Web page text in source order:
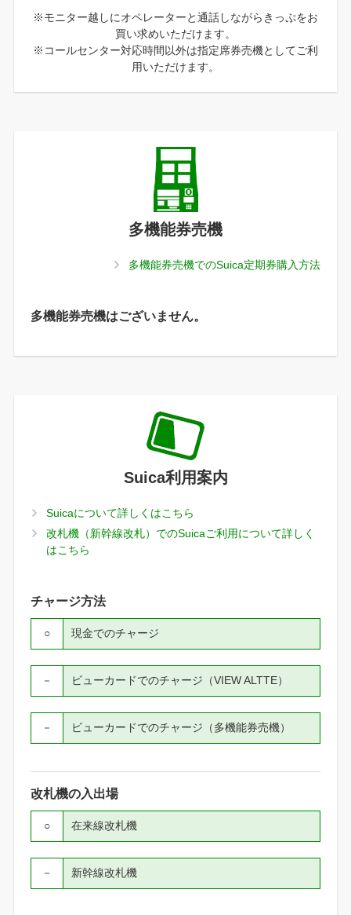
※モニター越しにオペレーターと通話しながらきっぷをお
買い求めいただけます。
※コールセンター対応時間以外は指定席券売機としてご利
用いただけます。
多機能券売機
多機能券売機でのSuica定期券購入方法
多機能券売機はございません。
Suica利用案内
Suicaについて詳しくはこちら
改札機（新幹線改札）でのSuicaご利用について詳しく
はこちら
チャージ方法
現金でのチャージ
○
ビューカードでのチャージ（VIEW ALTTE）
－
ビューカードでのチャージ（多機能券売機）
－
改札機の入出場
在来線改札機
○
新幹線改札機
－